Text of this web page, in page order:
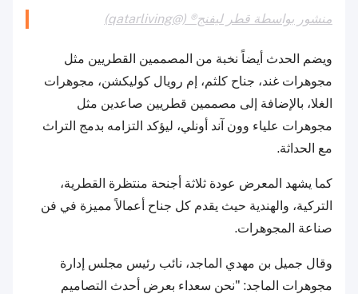
منشور بواسطة قطر ليفنج® (@qatarliving)
ويضم الحدث أيضاً نخبة من المصممين القطريين مثل
مجوهرات غند، جناح كلثم، إم رويال كوليكشن، مجوهرات
الغلا، بالإضافة إلى مصممين قطريين صاعدين مثل
مجوهرات علياء وون آند أونلي، ليؤكد التزامه بدمج التراث
مع الحداثة.
كما يشهد المعرض عودة ثلاثة أجنحة منتظرة القطرية،
التركية، والهندية حيث يقدم كل جناح أعمالاً مميزة في فن
صناعة المجوهرات.
وقال جميل بن مهدي الماجد، نائب رئيس مجلس إدارة
مجوهرات الماجد: "نحن سعداء بعرض أحدث التصاميم